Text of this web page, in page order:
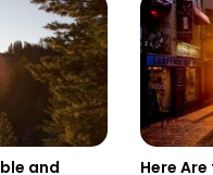
and Here